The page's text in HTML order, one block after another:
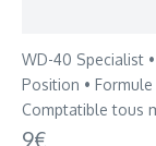
WD-40 Specialist
Position •
Comptatible tous
250 ML
9€